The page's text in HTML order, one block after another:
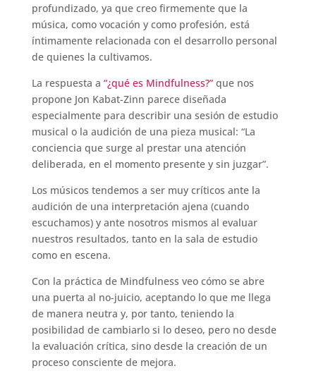
profundizado, ya que creo firmemente que la
música, como vocación y como profesión, está
íntimamente relacionada con el desarrollo personal
de quienes la cultivamos.
La respuesta a “¿qué es Mindfulness?”que nos
propone Jon Kabat-Zinn parece diseñada
especialmente para describir una sesión de estudio
musical o la audición de una pieza musical: “La
conciencia que surge al prestar una atención
deliberada, en el momento presente y sin juzgar”.
Los músicos tendemos a ser muy críticos ante la
audición de una interpretación ajena (cuando
escuchamos) y ante nosotros mismos al evaluar
nuestros resultados, tanto en la sala de estudio
como en escena.
Con la práctica de Mindfulness veo cómo se abre
una puerta al no-juicio, aceptando lo que me llega
de manera neutra y, por tanto, teniendo la
posibilidad de cambiarlo si lo deseo, pero no desde
la evaluación crítica, sino desde la creación de un
proceso consciente de mejora.